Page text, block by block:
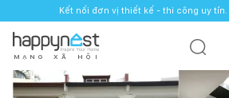
Kết nối đơn vị thiết kế - thi công uy tín.
M Ạ N G X Ã H Ộ I